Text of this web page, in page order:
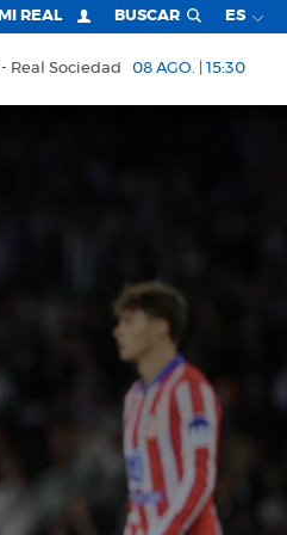
MI REAL BUSCAR ES
Real Sociedad 08 AGO. | 15:30